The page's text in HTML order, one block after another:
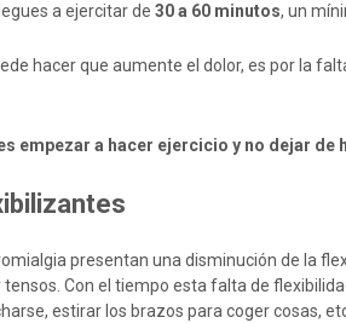
a ejercitar de 30 a 60 minutos, un
hacer que aumente el dolor, es por la
empezar a hacer ejercicio y no dejar de
presentan una disminución de la
tensos. Con el tiempo esta falta de
estirar los brazos para coger cosas,